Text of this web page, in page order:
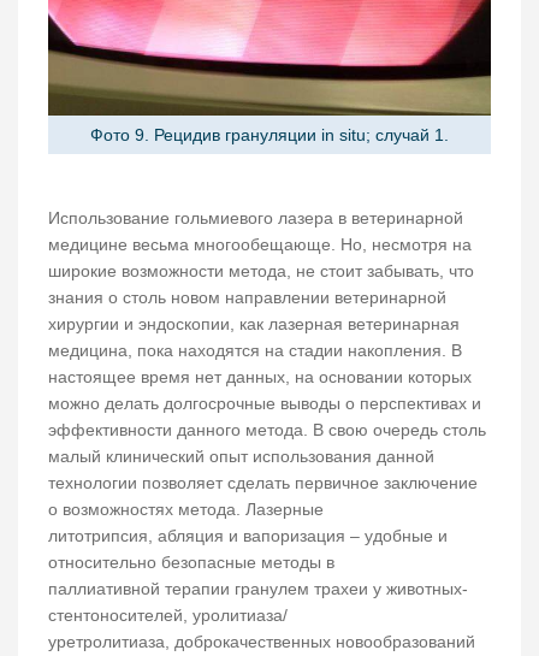
Фото 9. Рецидив грануляции in situ; случай 1.
Использование гольмиевого лазера в ветеринарной
медицине весьма многообещающе. Но, несмотря на
широкие возможности метода, не стоит забывать, что
знания о столь новом направлении ветеринарной
хирургии и эндоскопии, как лазерная ветеринарная
медицина, пока находятся на стадии накопления. В
настоящее время нет данных, на основании которых
можно делать долгосрочные выводы о перспективах и
эффективности данного метода. В свою очередь столь
малый клинический опыт использования данной
технологии позволяет сделать первичное заключение
о возможностях метода. Лазерные
литотрипсия, абляция и вапоризация – удобные и
относительно безопасные методы в
паллиативной терапии гранулем трахеи у животных-
стентоносителей, уролитиаза/
уретролитиаза, доброкачественных новообразований